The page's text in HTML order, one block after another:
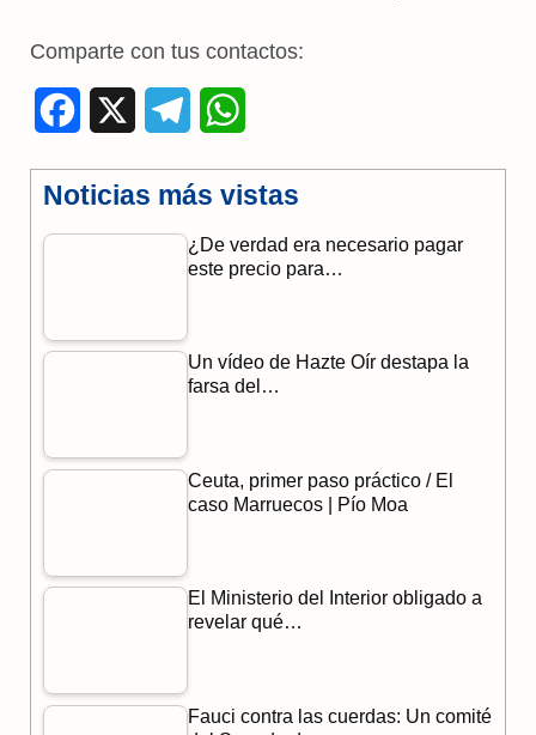
Comparte con tus contactos:
c
o
l
e
a
a
t
p
Noticias más vistas
¿De verdad era necesario pagar
este precio para…
Un vídeo de Hazte Oír destapa la
farsa del…
Ceuta, primer paso práctico / El
caso Marruecos | Pío Moa
El Ministerio del Interior obligado a
revelar qué…
Fauci contra las cuerdas: Un comité